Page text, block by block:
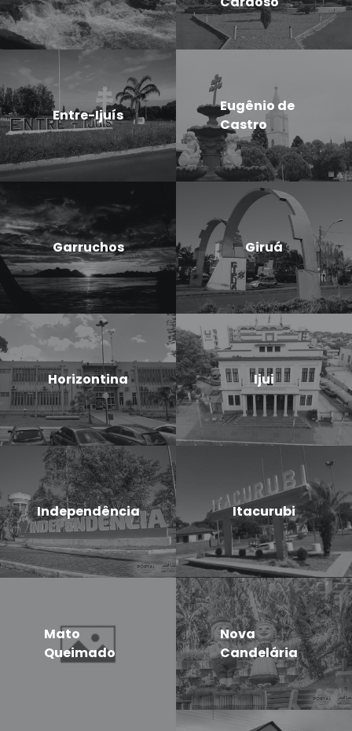
Entre-Ijuís
Eugênio de
Castro
Garruchos Giruá
Horizontina Ijui
Independência Itacurubi
Mato
Queimado
Nova
Candelária